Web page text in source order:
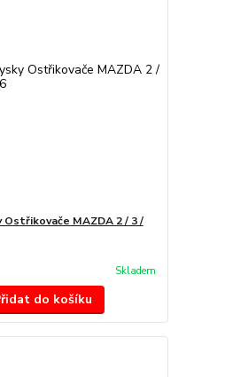
Ostřikovače MAZDA 2 / 3 /
Skladem
do košíku